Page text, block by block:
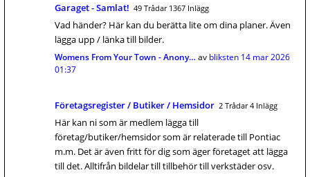
Garaget - Samlat! 49 Trådar 1367 Inlägg
Vad händer? Här kan du berätta lite om dina planer. Även
lägga upp / länka till bilder.
Womens From Your Town - Anony… av bliksten 14 mar 2026
01:37
Företagsregister / Butiker / Hemsidor 2 Trådar 4 Inlägg
Här kan ni som är medlem lägga till
företag/butiker/hemsidor som är relaterade till Pontiac
m.m. Det är även fritt för dig som äger företaget att lägga
till det. Alltifrån bildelar till tillbehör till verkstäder osv.